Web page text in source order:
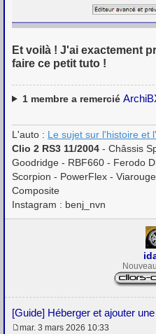
Et voilà ! J'ai exactement
faire ce petit tuto !
1membre a remercié
L'auto : Le sujet sur l'histoire et
Clio 2 RS3 11/2004 - Châssis
Goodridge - RBF660 - Ferodo
Scorpion - PowerFlex -
Composite
Instagram : benj_nvn
[Guide] Héberger et ajouter
mar. 3 mars 2026 10:33